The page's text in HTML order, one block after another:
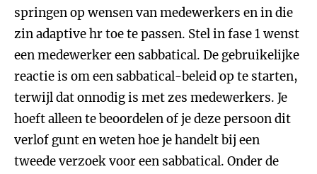
springen op wensen van medewerkers en in die
zin adaptive hr toe te passen. Stel in fase 1 wenst
een medewerker een sabbatical. De gebruikelijke
reactie is om een sabbatical-beleid op te starten,
terwijl dat onnodig is met zes medewerkers. Je
hoeft alleen te beoordelen of je deze persoon dit
verlof gunt en weten hoe je handelt bij een
tweede verzoek voor een sabbatical. Onder de